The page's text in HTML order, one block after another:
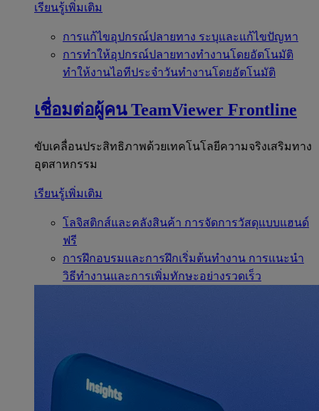
เรียนรู้เพิ่มเติม
การแก้ไขอุปกรณ์ปลายทาง ระบุและแก้ไขปัญหา
การทำให้อุปกรณ์ปลายทางทำงานโดยอัตโนมัติ
ทำให้งานไอทีประจำวันทำงานโดยอัตโนมัติ
เชื่อมต่อผู้คน TeamViewer Frontline
ขับเคลื่อนประสิทธิภาพด้วยเทคโนโลยีความจริงเสริมทาง
อุตสาหกรรม
เรียนรู้เพิ่มเติม
โลจิสติกส์และคลังสินค้า การจัดการวัสดุแบบแฮนด์
ฟรี
การฝึกอบรมและการฝึกเริ่มต้นทำงาน การแนะนำ
วิธีทำงานและการเพิ่มทักษะอย่างรวดเร็ว